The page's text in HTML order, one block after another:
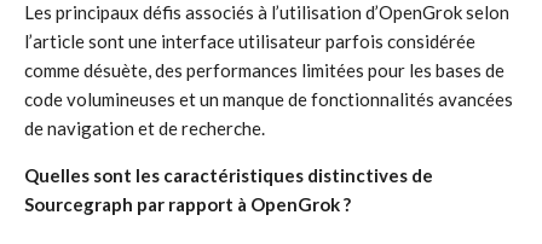
Les principaux défis associés à l’utilisation d’OpenGrok selon
l’article sont une interface utilisateur parfois considérée
comme désuète, des performances limitées pour les bases de
code volumineuses et un manque de fonctionnalités avancées
de navigation et de recherche.
Quelles sont les caractéristiques distinctives de
Sourcegraph par rapport à OpenGrok ?